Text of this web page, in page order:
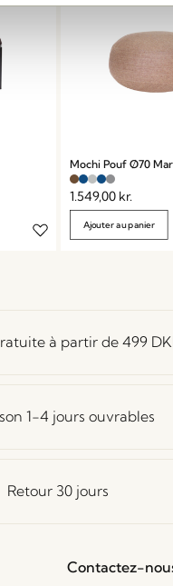
Mochi Pouf Ø70
1.549,00 kr.
Ajouter au panier
à partir de 499
1-4 jours ouvrables
Retour 30 jours
Contactez-